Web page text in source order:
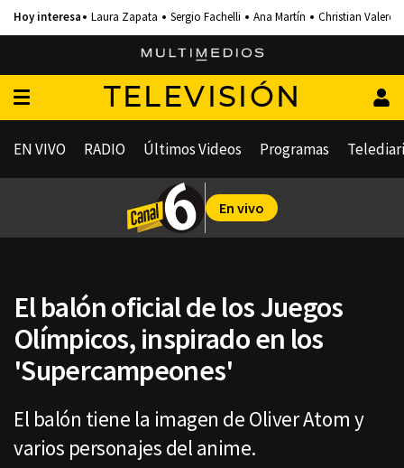
Laura Zapata Sergio Fachelli Ana Martín Christian Valero
TELEVISIÓN
EN VIVO RADIO Últimos Videos Programas
En vivo
El balón oficial de los Juegos
Olímpicos, inspirado en los
'Supercampeones'
El balón tiene la imagen de Oliver Atom y
varios personajes del anime.